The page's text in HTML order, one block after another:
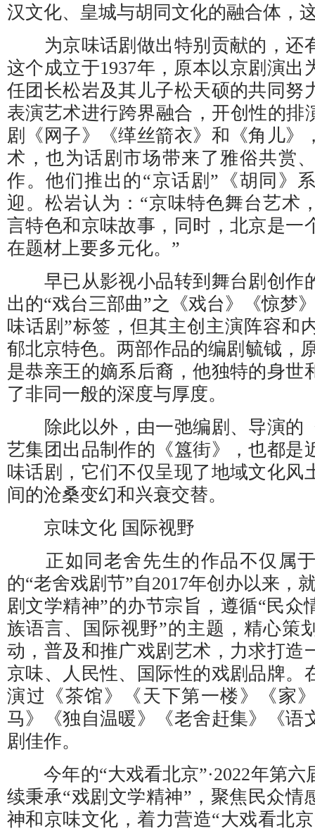
汉文化、皇城与胡同文化的融合体，
为京味话剧做出特别贡献的，还
这个成立于1937年，原本以京剧演出
任团长松岩及其儿子松天硕的共同努
表演艺术进行跨界融合，开创性的排
剧《网子》《缂丝箭衣》和《角儿》
术，也为话剧市场带来了雅俗共赏
作。他们推出的“京话剧”《胡同》
迎。松岩认为：“京味特色舞台艺术
言特色和京味故事，同时，北京是一
在题材上要多元化。”
早已从影视小品转到舞台剧创作
出的“戏台三部曲”之《戏台》《惊梦
味话剧”标签，但其主创主演阵容和
郁北京特色。两部作品的编剧毓钺，
是恭亲王的嫡系后裔，他独特的身世
了非同一般的深度与厚度。
除此以外，由一弛编剧、导演的
艺集团出品制作的《簋街》，也都是
味话剧，它们不仅呈现了地域文化风
间的沧桑变幻和兴衰交替。
京味文化 国际视野
正如同老舍先生的作品不仅属于
的“老舍戏剧节”自2017年创办以来，
剧文学精神”的办节宗旨，遵循“民众
族语言、国际视野”的主题，精心策
动，普及和推广戏剧艺术，力求打造
京味、人民性、国际性的戏剧品牌。
演过《茶馆》《天下第一楼》《家
马》《独自温暖》《老舍赶集》《语
剧佳作。
今年的“大戏看北京”·2022年第六
续秉承“戏剧文学精神”，聚焦民众情
神和京味文化，着力营造“大戏看北